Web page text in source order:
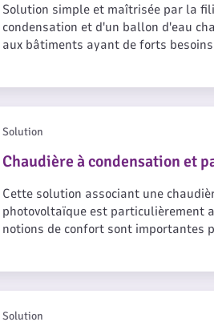
Solution simple et maîtrisée par la
condensation et d'un ballon d'eau
aux bâtiments ayant de forts
Chaudière à condensation et
Solution
Cette solution associant une
photovoltaïque est particulièrement
notions de confort sont importantes
Solution